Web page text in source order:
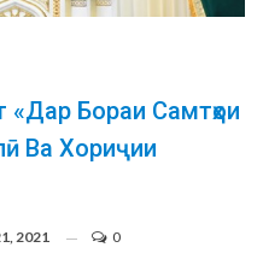
Бораи Самтҳои
Ва Хориҷии
2021 0